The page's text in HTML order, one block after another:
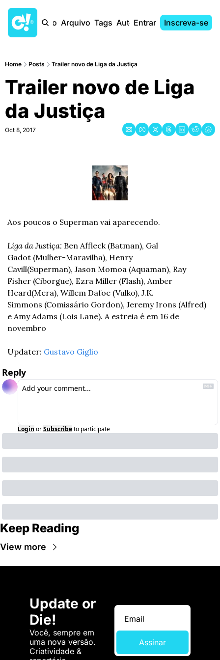
Início Arquivo Tags AutoresEntrar Inscreva-se
Home Posts Trailer novo de Liga da Justiça
Trailer novo de Liga
da Justiça
Oct 8, 2017
Aos poucos o Superman vai aparecendo.
Liga da Justiça: Ben Affleck (Batman), Gal
Gadot (Mulher-Maravilha), Henry
Cavill(Superman), Jason Momoa (Aquaman), Ray
Fisher (Ciborgue), Ezra Miller (Flash), Amber
Heard(Mera), Willem Dafoe (Vulko), J.K.
Simmons (Comissário Gordon), Jeremy Irons (Alfred)
e Amy Adams (Lois Lane). A estreia é em 16 de
novembro
Updater: Gustavo Giglio
Reply
Login orSubscribeto participate
Keep Reading
View more
Update or
Die!
Você, sempre em
uma nova versão.
Criatividade &
Assinar